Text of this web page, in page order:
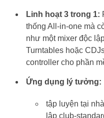
Linh hoạt 3 trong 1:
thống All-in-one mà
như một mixer độc
Turntables hoặc
controller cho phần
Ứng dụng lý tưởng:
tập luyện tại
lập club-